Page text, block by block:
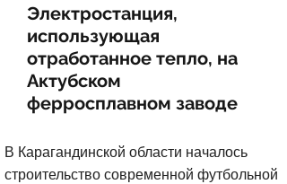
Электростанция,
использующая
отработанное тепло, на
Актубском
ферросплавном заводе
В Карагандинской области началось
строительство современной футбольной